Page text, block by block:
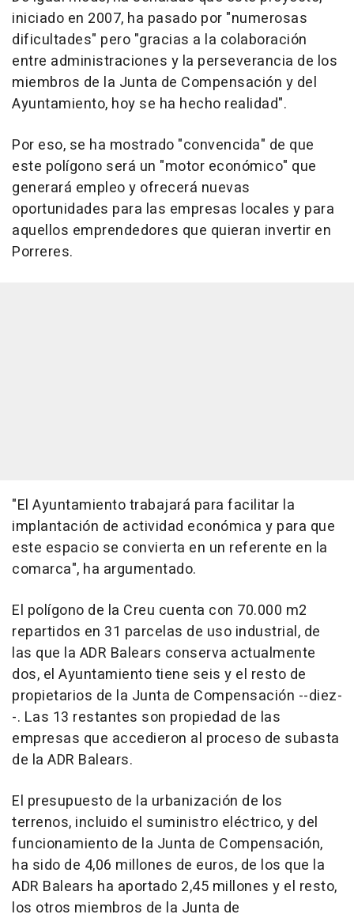
iniciado en 2007, ha pasado por "numerosas
dificultades" pero "gracias a la colaboración
entre administraciones y la perseverancia de los
miembros de la Junta de Compensación y del
Ayuntamiento, hoy se ha hecho realidad".
Por eso, se ha mostrado "convencida" de que
este polígono será un "motor económico" que
generará empleo y ofrecerá nuevas
oportunidades para las empresas locales y para
aquellos emprendedores que quieran invertir en
Porreres.
"El Ayuntamiento trabajará para facilitar la
implantación de actividad económica y para que
este espacio se convierta en un referente en la
comarca", ha argumentado.
El polígono de la Creu cuenta con 70.000 m2
repartidos en 31 parcelas de uso industrial, de
las que la ADR Balears conserva actualmente
dos, el Ayuntamiento tiene seis y el resto de
propietarios de la Junta de Compensación --diez-
-. Las 13 restantes son propiedad de las
empresas que accedieron al proceso de subasta
de la ADR Balears.
El presupuesto de la urbanización de los
terrenos, incluido el suministro eléctrico, y del
funcionamiento de la Junta de Compensación,
ha sido de 4,06 millones de euros, de los que la
ADR Balears ha aportado 2,45 millones y el resto,
los otros miembros de la Junta de